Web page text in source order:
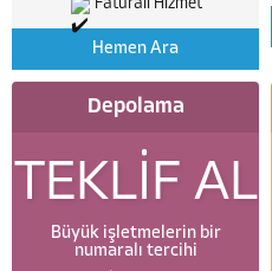
Faturalı Hizmet
Hemen Ara
Depolama
TEKLİF AL
Büyük işletmelerin bir
numaralı tercihi